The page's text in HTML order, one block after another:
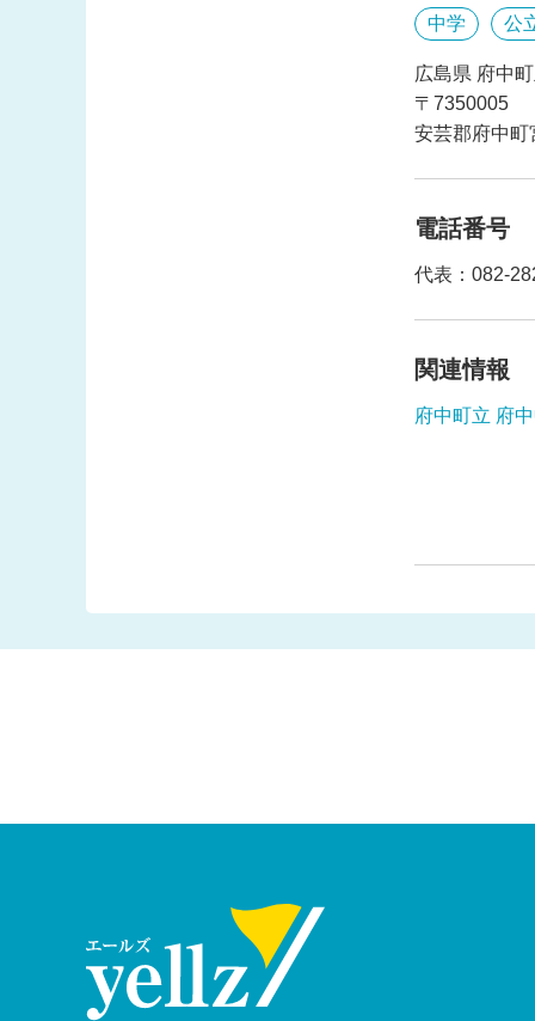
中学 公
広島県 府中
〒7350005
安芸郡府中町
電話番号
代表：082-
関連情報
府中町立 府